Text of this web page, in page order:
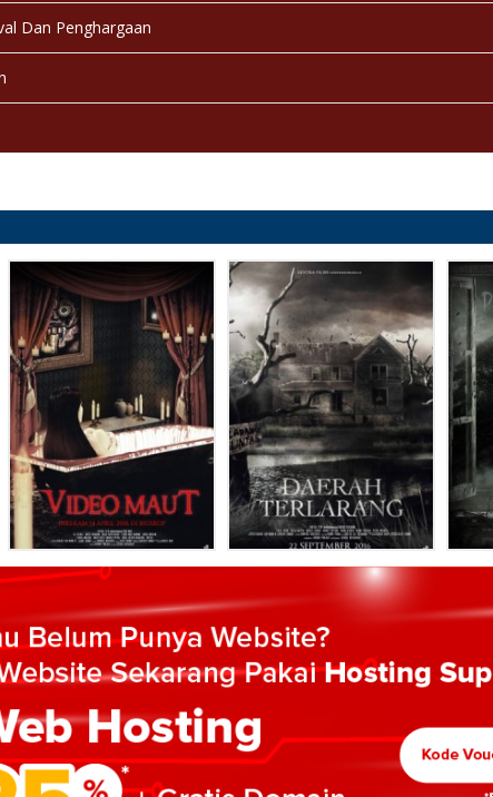
& Tanggal Rilis:
13+
Bahasa Indonesia
Berwarna
Selesai / Rilis
Dan Penghargaan